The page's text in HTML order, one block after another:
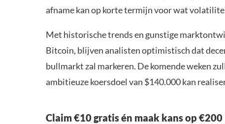
afname kan op korte termijn voor wat
Met historische trends en gunstige
Bitcoin, blijven analisten optimistisch dat
bullmarkt zal markeren. De komende weken
ambitieuze koersdoel van $140.000 kan
Claim €10 gratis én maak kans op €200